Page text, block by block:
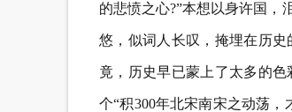
的悲愤之心?”本想以身许国，
悠，似词人长叹，掩埋在历
竟，历史早已蒙上了太多的
个“积300年北宋南宋之动荡